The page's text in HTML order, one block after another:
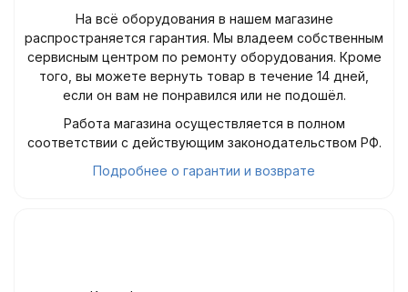
На всё оборудования в нашем магазине
распространяется гарантия. Мы владеем собственным
сервисным центром по ремонту оборудования. Кроме
того, вы можете вернуть товар в течение 14 дней,
если он вам не понравился или не подошёл.
Работа магазина осуществляется в полном
соответствии с действующим законодательством РФ.
Подробнее о гарантии и возврате